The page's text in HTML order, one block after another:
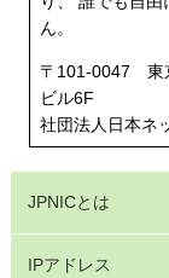
ん。
〒101-0047 東
ビル6F
社団法人日本ネ
JPNICとは
IPアドレス